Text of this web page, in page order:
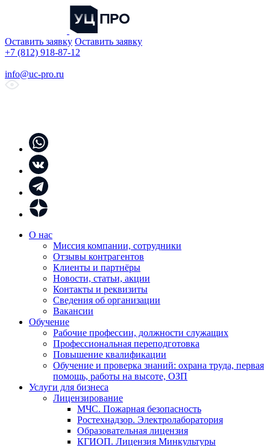
Оставить заявку Оставить заявку
+7 (812) 918-87-12
info@uc-pro.ru
О нас
Миссия компании, сотрудники
Отзывы контрагентов
Клиенты и партнёры
Новости, статьи, акции
Контакты и реквизиты
Сведения об организации
Вакансии
Обучение
Рабочие профессии, должности служащих
Профессиональная переподготовка
Повышение квалификации
Обучение и проверка знаний: охрана труда, первая
помощь, работы на высоте, ОЗП
Услуги для бизнеса
Лицензирование
МЧС. Пожарная безопасность
Ростехнадзор. Электролаборатория
Образовательная лицензия
КГИОП. Лицензия Минкультуры